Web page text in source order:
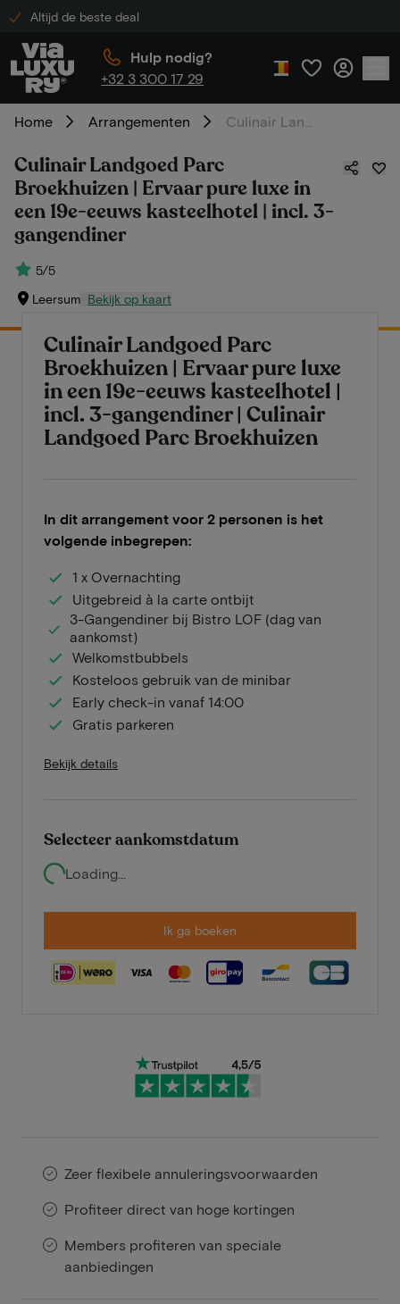
Altijd de beste deal
Hulp nodig?
+32 3 300 17 29
Home Arrangementen
Culinair Landgoed Parc
Broekhuizen | Ervaar pure luxe in
een 19e-eeuws kasteelhotel | incl. 3-
gangendiner
5/5
Leersum Bekijk op kaart
Culinair Landgoed Parc
Broekhuizen | Ervaar pure luxe
in een 19e-eeuws kasteelhotel |
incl. 3-gangendiner | Culinair
Landgoed Parc Broekhuizen
In dit arrangement voor 2 personen is het
volgende inbegrepen:
1 x Overnachting
Uitgebreid à la carte ontbijt
3-Gangendiner bij Bistro LOF (dag van
aankomst)
Welkomstbubbels
Kosteloos gebruik van de minibar
Early check-in vanaf 14:00
Gratis parkeren
Bekijk details
Selecteer aankomstdatum
Loading...
Ik ga boeken
Zeer flexibele annuleringsvoorwaarden
Profiteer direct van hoge kortingen
Members profiteren van speciale
aanbiedingen